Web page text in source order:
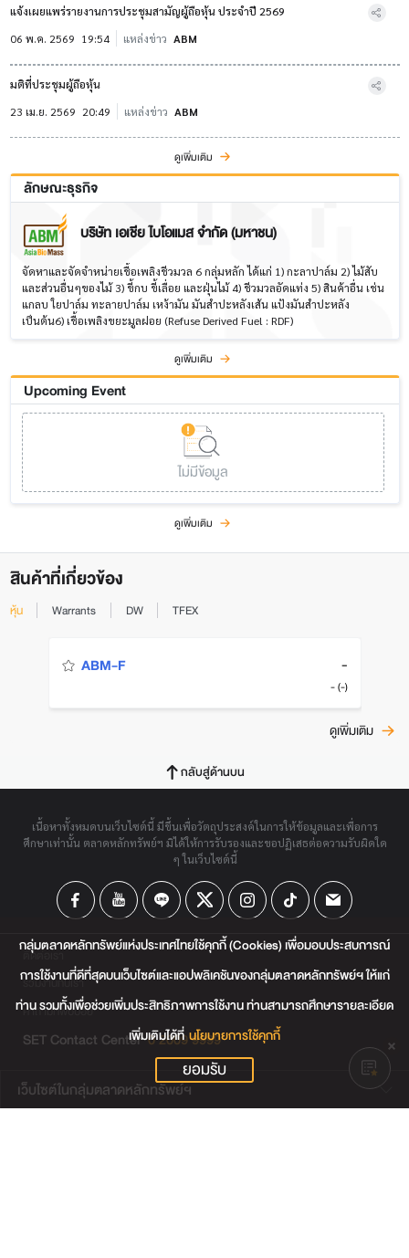
แจ้งเผยแพร่รายงานการประชุมสามัญผู้ถือหุ้น ประจำปี 2569
06 พ.ค. 2569 19:54 แหล่งข่าว ABM
มติที่ประชุมผู้ถือหุ้น
23 เม.ย. 2569 20:49 แหล่งข่าว ABM
ดูเพิ่มเติม
ลักษณะธุรกิจ
บริษัท เอเชีย ไบโอแมส จำกัด (มหาชน)
จัดหาและจัดจำหน่ายเชื้อเพลิงชีวมวล 6 กลุ่มหลัก ได้แก่ 1) กะลาปาล์ม 2) ไม้สับ
และส่วนอื่นๆของไม้ 3) ขี้กบ ขี้เลื่อย และฝุ่นไม้ 4) ชีวมวลอัดแท่ง 5) สินค้าอื่น เช่น
แกลบ ใยปาล์ม ทะลายปาล์ม เหง้ามัน มันสำปะหลังเส้น แป้งมันสำปะหลัง
เป็นต้น6) เชื้อเพลิงขยะมูลฝอย (Refuse Derived Fuel : RDF)
ดูเพิ่มเติม
Upcoming Event
ไม่มีข้อมูล
ดูเพิ่มเติม
สินค้าที่เกี่ยวข้อง
หุ้น Warrants DW TFEX
ABM-F -
- (-)
ดูเพิ่มเติม
กลับสู่ด้านบน
เนื้อหาทั้งหมดบนเว็บไซต์นี้ มีขึ้นเพื่อวัตถุประสงค์ในการให้ข้อมูลและเพื่อการ
ศึกษาเท่านั้น ตลาดหลักทรัพย์ฯ มิได้ให้การรับรองและขอปฏิเสธต่อความรับผิดใด
ๆ ในเว็บไซต์นี้
ติดต่อเรา
ร่วมงานกับเรา
คำถามที่พบบ่อย
SET Contact Center 0 2009 9999
เว็บไซต์ในกลุ่มตลาดหลักทรัพย์ฯ
กลุ่มตลาดหลักทรัพย์แห่งประเทศไทยใช้คุกกี้ (Cookies) เพื่อมอบประสบการณ์
การใช้งานที่ดีที่สุดบนเว็บไซต์และแอปพลิเคชันของกลุ่มตลาดหลักทรัพย์ฯ ให้แก่
ท่าน รวมทั้งเพื่อช่วยเพิ่มประสิทธิภาพการใช้งาน ท่านสามารถศึกษารายละเอียด
เพิ่มเติมได้ที่นโยบายการใช้คุกกี้
ยอมรับ